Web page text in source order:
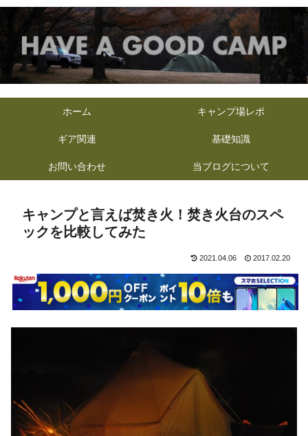
ホーム キャンプ場レポ
ギア関連 基礎知識
お問い合わせ 当ブログについて
キャンプと言えば焚き火！焚き火台のスペ
ックを比較してみた
2021.04.06 2017.02.20